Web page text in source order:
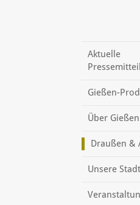
Aktuelle
Gießen-
Über
Draußen &
Unsere